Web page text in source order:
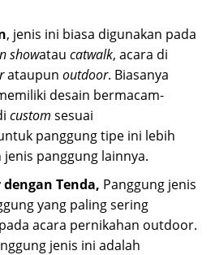
, jenis ini biasa digunakan pada
showatau catwalk, acara di
ataupun outdoor. Biasanya
desain bermacam-
custom sesuai
panggung tipe ini lebih
panggung lainnya.
Tenda, Panggung jenis
yang paling sering
acara pernikahan outdoor.
jenis ini adalah